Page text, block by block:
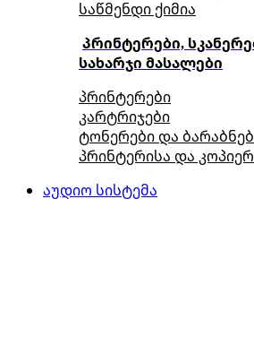
საწმენდი ქიმია
პრინტერები,
სახარჯი მასალები
პრინტერები
კარტრიჯები
ტონერები და
პრინტერისა და
აუდიო სისტემა